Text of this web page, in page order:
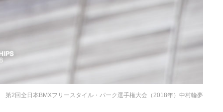
第2回全日本BMXフリースタイル・パーク選手権大会（2018年）中村輪夢